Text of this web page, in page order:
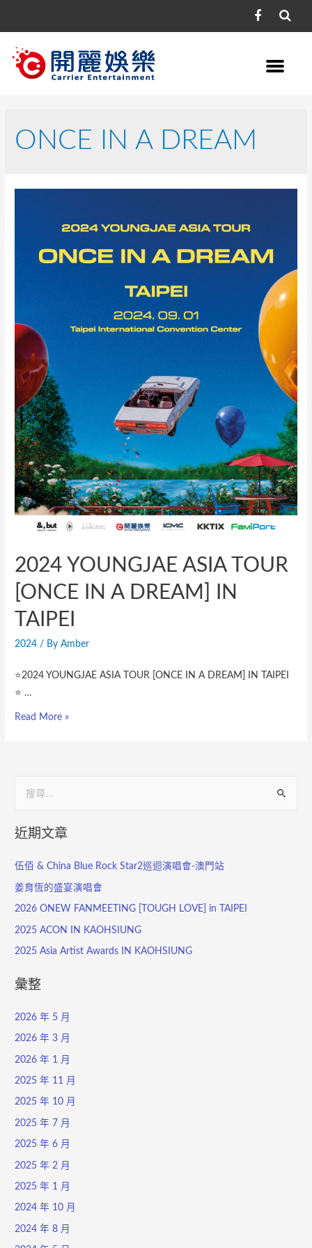
ONCE IN A DREAM
2024 YOUNGJAE ASIA TOUR
[ONCE IN A DREAM] IN
TAIPEI
2024 / ByAmber
⭐️2024 YOUNGJAE ASIA TOUR [ONCE IN A DREAM] IN TAIPEI
⭐ …
Read More »
近期文章
伍佰 & China Blue Rock Star2巡迴演唱會-澳門站
姜育恆的盛宴演唱會
2026 ONEW FANMEETING [TOUGH LOVE] in TAIPEI
2025 ACON IN KAOHSIUNG
2025 Asia Artist Awards IN KAOHSIUNG
彙整
2026 年 5 月
2026 年 3 月
2026 年 1 月
2025 年 11 月
2025 年 10 月
2025 年 7 月
2025 年 6 月
2025 年 2 月
2025 年 1 月
2024 年 10 月
2024 年 8 月